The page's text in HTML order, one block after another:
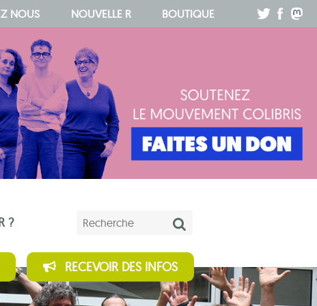
NOUS NOUVELLE R BOUTIQUE
? Mots-clés
RECEVOIR DES INFOS